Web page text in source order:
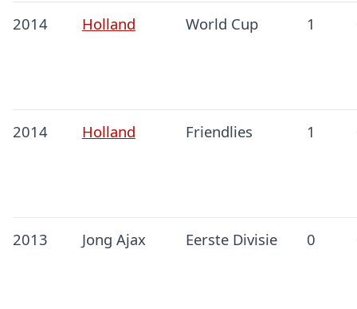
2014 Holland World Cup 1
2014 Holland Friendlies 1
2013 Jong Ajax Eerste Divisie 0